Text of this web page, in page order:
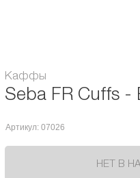
Каффы
Seba FR Cuffs -
Артикул: 07026
НЕТ В